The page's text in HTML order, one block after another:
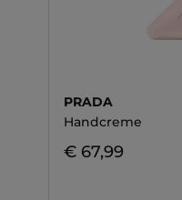
PRADA
Handcreme
€ 67,99